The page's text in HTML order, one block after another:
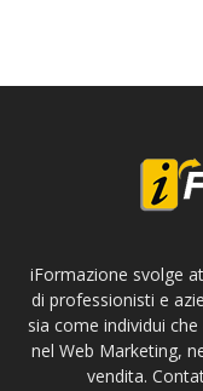
iFormazione svolge
di professionisti e
sia come individui
nel Web Marketing,
vendita.